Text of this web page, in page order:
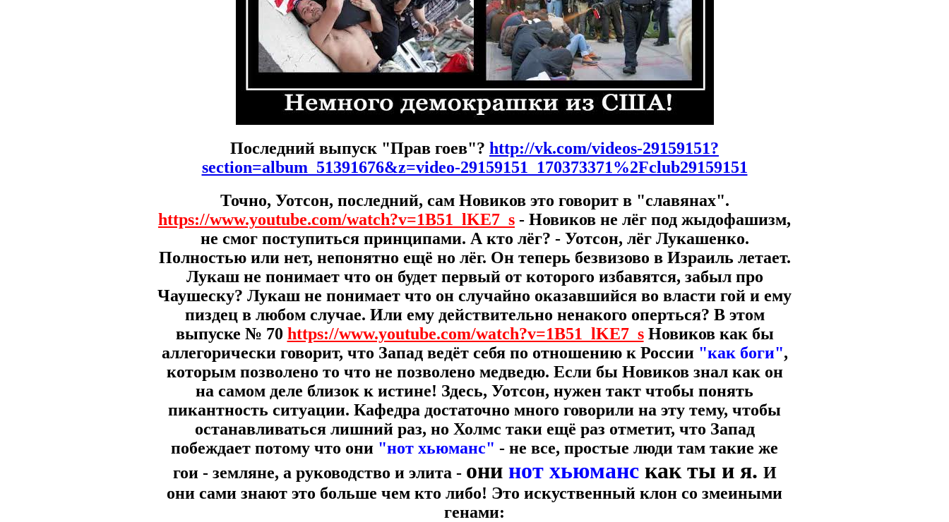
Последний выпуск "Прав гоев"? http://vk.com/videos-29159151?
section=album_51391676&z=video-29159151_170373371%2Fclub29159151
Точно, Уотсон, последний, сам Новиков это говорит в "славянах".
https://www.youtube.com/watch?v=1B51_lKE7_s - Новиков не лёг под жыдофашизм,
не смог поступиться принципами. А кто лёг? - Уотсон, лёг Лукашенко.
Полностью или нет, непонятно ещё но лёг. Он теперь безвизово в Израиль летает.
Лукаш не понимает что он будет первый от которого избавятся, забыл про
Чаушеску? Лукаш не понимает что он случайно оказавшийся во власти гой и ему
пиздец в любом случае. Или ему действительно ненакого оперться? В этом
выпуске № 70 https://www.youtube.com/watch?v=1B51_lKE7_sНовиков как бы
аллегорически говорит, что Запад ведёт себя по отношению к России "как боги",
которым позволено то что не позволено медведю. Если бы Новиков знал как он
на самом деле близок к истине! Здесь, Уотсон, нужен такт чтобы понять
пикантность ситуации. Кафедра достаточно много говорили на эту тему, чтобы
останавливаться лишний раз, но Холмс таки ещё раз отметит, что Запад
побеждает потому что они "нот хьюманс" - не все, простые люди там такие же
гои - земляне, а руководство и элита - они нот хьюманскак ты и я. И
они сами знают это больше чем кто либо! Это искуственный клон со змеиными
генами: